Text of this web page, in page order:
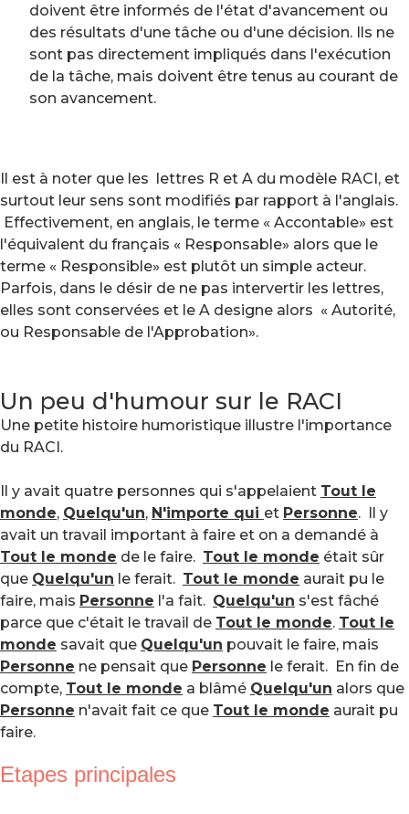
doivent être informés de l'état d'avancement ou
des résultats d'une tâche ou d'une décision. Ils ne
sont pas directement impliqués dans l'exécution
de la tâche, mais doivent être tenus au courant de
son avancement.
Il est à noter que les lettres R et A du modèle RACI, et
surtout leur sens sont modifiés par rapport à l'anglais.
Effectivement, en anglais, le terme « Accontable» est
l'équivalent du français « Responsable» alors que le
terme « Responsible» est plutôt un simple acteur.
Parfois, dans le désir de ne pas intervertir les lettres,
elles sont conservées et le A designe alors « Autorité,
ou Responsable de l'Approbation».
Un peu d'humour sur le RACI
Une petite histoire humoristique illustre l'importance
du RACI.
Il y avait quatre personnes qui s'appelaient Tout le
monde, Quelqu'un, N'importe qui et Personne. Il y
avait un travail important à faire et on a demandé à
Tout le monde de le faire. Tout le monde était sûr
que Quelqu'un le ferait. Tout le monde aurait pu le
faire, mais Personne l'a fait. Quelqu'un s'est fâché
parce que c'était le travail de Tout le monde. Tout le
monde savait que Quelqu'un pouvait le faire, mais
Personne ne pensait que Personne le ferait. En fin de
compte, Tout le monde a blâmé Quelqu'un alors que
Personne n'avait fait ce que Tout le monde aurait pu
faire.
Etapes principales